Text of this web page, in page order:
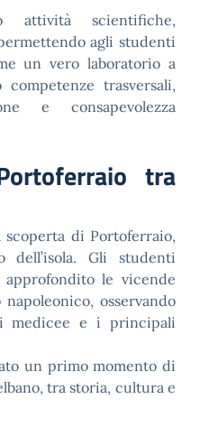
scientifiche,
agli studenti
un vero laboratorio a
trasversali,
e consapevolezza
tra
di Portoferraio,
dell’isola. Gli studenti
le vicende
osservando
medicee e i principali
un primo momento di
tra storia, cultura e